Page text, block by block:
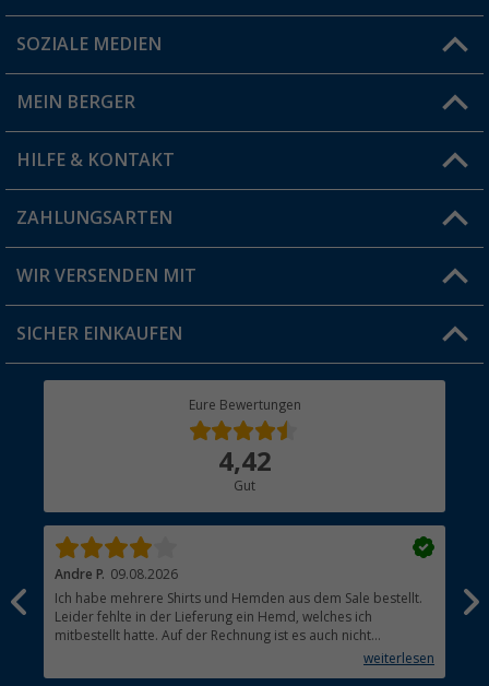
Du hast eine Frage?
Filiale finden
SOZIALE MEDIEN
MEIN BERGER
Vorteilskarte
Blog
Jobs & Karriere
HILFE & KONTAKT
FAQ & Kontakt
Versandinformationen
Rücksendung
ZAHLUNGSARTEN
WIR VERSENDEN MIT
SICHER EINKAUFEN
Eure Bewertungen
4,42
Gut
Andre P. 09.08.2026
Ich habe mehrere Shirts und Hemden aus dem Sale bestellt.
Leider fehlte in der Lieferung ein Hemd, welches ich
mitbestellt hatte. Auf der Rechnung ist es auch nicht
aufgetaucht, aber es gab keinen einzigen Hinweis, dass die
weiterlesen